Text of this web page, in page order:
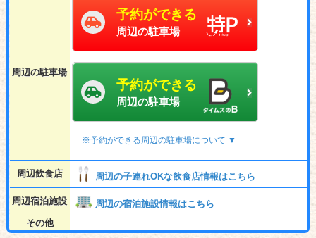
周辺の駐車場
予約ができる
周辺の駐車場
予約ができる
周辺の駐車場
※予約ができる周辺の駐車場について ▼
周辺飲食店 周辺の子連れOKな飲食店情報はこちら
周辺宿泊施設
周辺の宿泊施設情報はこちら
その他